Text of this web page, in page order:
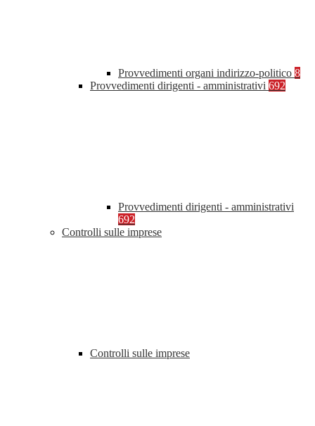
Provvedimenti organi indirizzo-politico 8
Provvedimenti dirigenti - amministrativi 692
Provvedimenti dirigenti - amministrativi
692
Controlli sulle imprese
Controlli sulle imprese